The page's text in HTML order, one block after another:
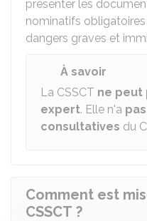
présenter les
nominatifs obligatoires
dangers graves et
À savoir
La CSSCT ne peut
expert. Elle n'a pas
consultatives du
Comment est
CSSCT ?